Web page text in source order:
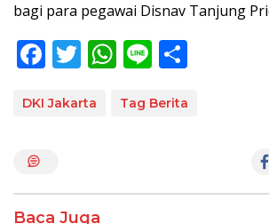
bagi para pegawai Disnav Tanjung
F
e
o
T
itt
W
at
p
Li
e
DKI Jakarta Tag Berita
Baca Juga